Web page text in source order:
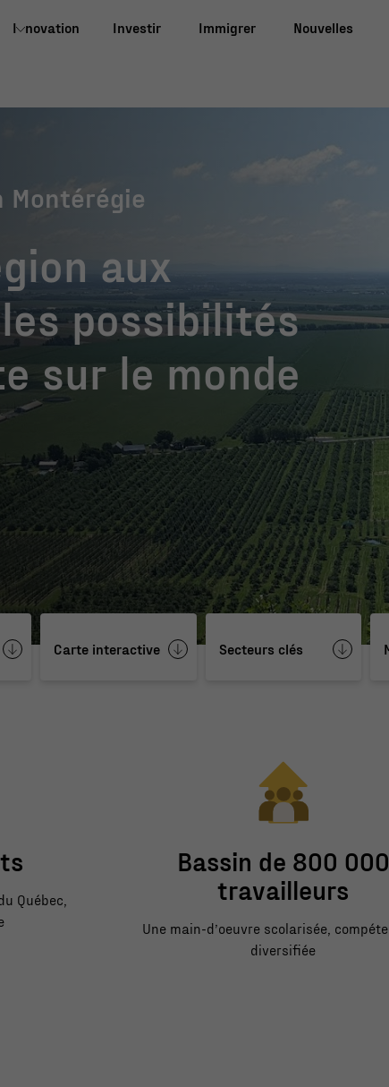
Innovation Investir Immigrer Nouvelles
aux
possibilités
sur le monde
Carte interactive Secteurs clés
Québec,
Bassin de 800 000
travailleurs
Une main-d’oeuvre scolarisée,
diversifiée